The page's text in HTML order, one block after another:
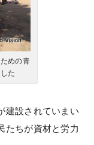
めの青
た
建設されていまい
たちが資材と労力